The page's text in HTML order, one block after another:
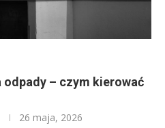
odpady – czym kierować
26 maja, 2026